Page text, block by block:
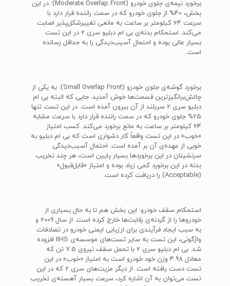
برخورد نیمه‌ی جلوی خودرو (Moderate Overlap Front): در این
بخش، 40% از جلوی خودرو که در سمت راننده قرار دارد با
سرعت 64 کیلومتر بر ساعت به مانعی تغییرشکل‌پذیر اصابت
می‌کند. استحکام بدنه‌ی بی ام دبلیو سری 2 در این تست
بسیار عالی بوده و احتمال آسیب‌دیدگی را به حداقل رسانده
است.
برخورد گوشه‌ی جلوی خودرو (Small Overlap Front): به یکی از
چالش‌برانگیزترین قسمت‌ها خوش آمدید. جایی که البته بی ام
دبلیو سری 2 سربلند از آن بیرون آمده است. در این تست تنها
25% جلوی خودرو که در سمت راننده قرار دارد با سرعت مشابه
64 کیلومتر بر ساعت به مانع برخورد می‌کند. کسب امتیاز
«خوب» در این تست واقعاً کار دشواری است که بی ام دبلیو به
خوبی از عهده‌ی آن بر آمده است. احتمال آسیب‌دیدگی
سرنشینان در این برخوردها بسیار پایین است، هر چند تخریب
بدنه در این برخورد کمی زیاد بوده و امتیاز «قابل‌قبول»
(Acceptable) را دریافت کرده است.
استحکام سقف خودرو: این بخش هم تا به حال بسیاری از
خودروها را از گردنه‌ی رقابت‌ها خارج کرده است. از سال 2009 و
به سبب ایجاد فرآیندی برای ارزیابی ایمنی خودرو در تصادفات
واژگونی، این تست به سایر تست‌های موسسه‌ی IIHS افزوده
شد. بی ام دبلیو سری 2 با تحمل سقف نیروی 7.5 تن که
معادل 4.98 وزن خود خودرو است به امتیاز «خوب» در این
تست دست یافته است. از دیگر مزیت‌های سری 2 که در این
تست می‌توان به آن اشاره کرد، سرعت بسیار آهسته‌ی تخریب